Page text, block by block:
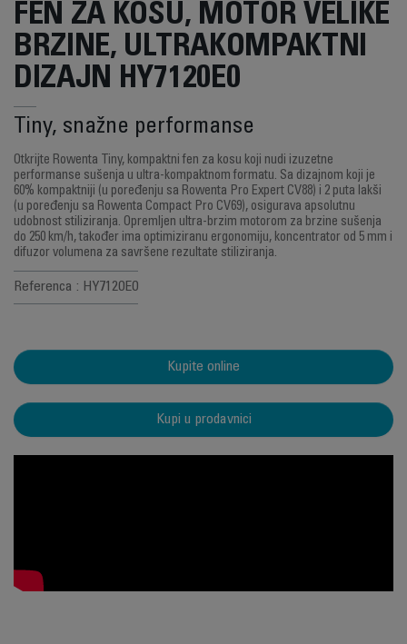
FEN ZA KOSU, MOTOR VELIKE
BRZINE, ULTRAKOMPAKTNI
DIZAJN HY7120E0
Tiny, snažne performanse
Otkrijte Rowenta Tiny, kompaktni fen za kosu koji nudi izuzetne
performanse sušenja u ultra-kompaktnom formatu. Sa dizajnom koji je
60% kompaktniji (u poređenju sa Rowenta Pro Expert CV88) i 2 puta lakši
(u poređenju sa Rowenta Compact Pro CV69), osigurava apsolutnu
udobnost stiliziranja. Opremljen ultra-brzim motorom za brzine sušenja
do 250 km/h, također ima optimiziranu ergonomiju, koncentrator od 5 mm i
difuzor volumena za savršene rezultate stiliziranja.
Referenca : HY7120E0
Kupite online
Kupi u prodavnici